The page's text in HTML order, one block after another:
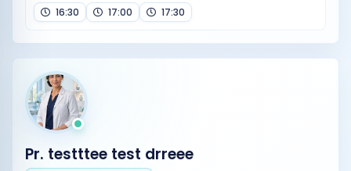
16:30 17:00 17:30
Pr. testttee test drreee